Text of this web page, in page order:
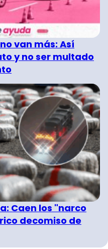
van más: Así
y no ser multado
Caen los "narco
decomiso de